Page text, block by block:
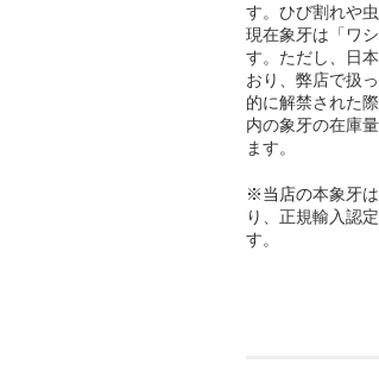
す。ひび割れや
現在象牙は「ワ
す。ただし、日
おり、弊店で扱
的に解禁された
内の象牙の在庫
ます。
※当店の本象牙
り
、正規輸入認
す。